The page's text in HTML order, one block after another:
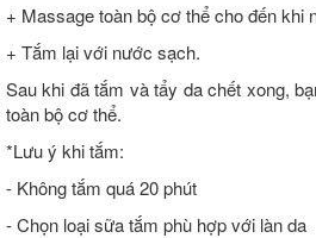
+ Massage toàn bộ cơ thể cho đến khi
+ Tắm lại với nước sạch.
Sau khi đã tắm và tẩy da chết xong,
toàn bộ cơ thể.
*Lưu ý khi tắm:
- Không tắm quá 20 phút
- Chọn loại sữa tắm phù hợp với làn da